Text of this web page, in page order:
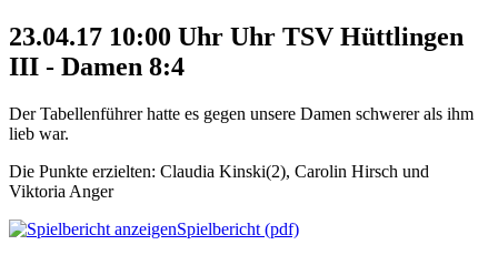
23.04.17 10:00 Uhr Uhr TSV Hüttlingen
III - Damen 8:4
Der Tabellenführer hatte es gegen unsere Damen schwerer als ihm
lieb war.
Die Punkte erzielten: Claudia Kinski(2), Carolin Hirsch und
Viktoria Anger
Spielbericht (pdf)